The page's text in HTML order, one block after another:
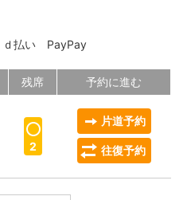
ｄ払い PayPay
残席 予約に進む
2
片道予約
往復予約